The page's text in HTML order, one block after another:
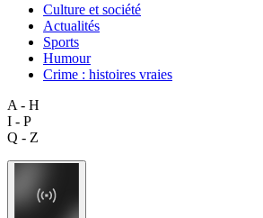
Culture et société
Actualités
Sports
Humour
Crime : histoires vraies
A - H
I - P
Q - Z